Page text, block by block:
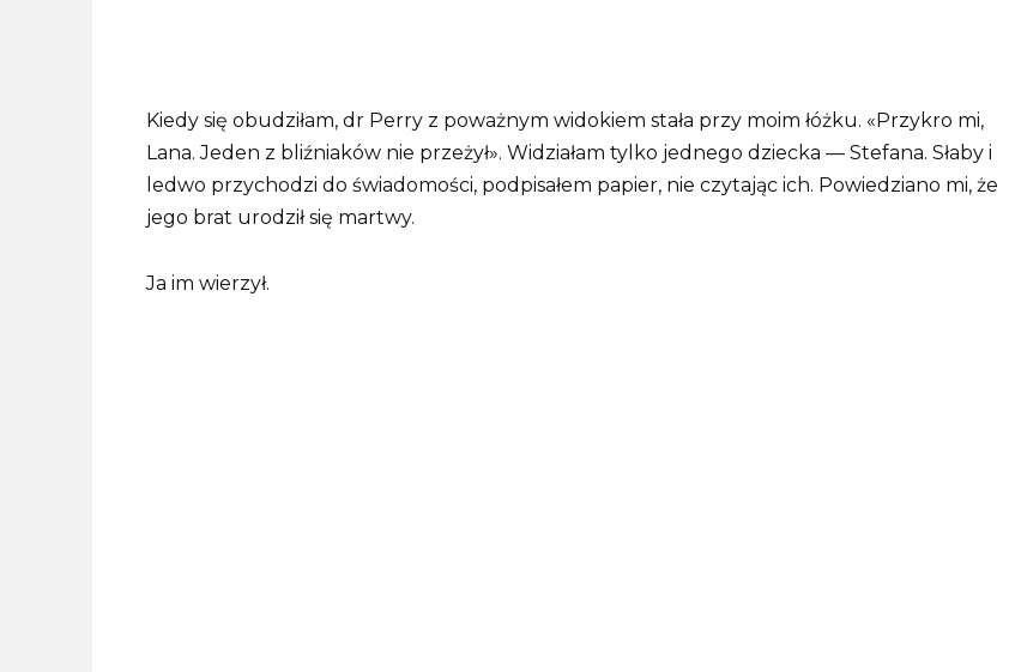
Kiedy się obudziłam, dr Perry z poważnym widokiem stała przy moim łóżku. «Przykro mi,
Lana. Jeden z bliźniaków nie przeżył». Widziałam tylko jednego dziecka — Stefana. Słaby i
ledwo przychodzi do świadomości, podpisałem papier, nie czytając ich. Powiedziano mi, że
jego brat urodził się martwy.
Ja im wierzył.